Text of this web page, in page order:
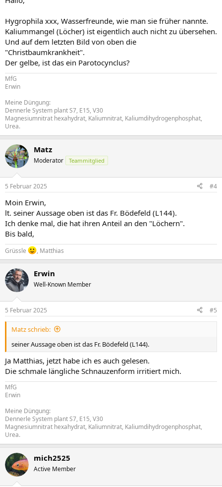
:
Hygrophila xxx, Wasserfreunde, wie man sie früher nannte.
Kaliummangel (Löcher) ist eigentlich auch nicht zu übersehen.
Und auf dem letzten Bild von oben die
"Christbaumkrankheit".
Der gelbe, ist das ein Parotocynclus?
MfG
Erwin
Meine Düngung:
Dennerle System plant S7, E15, V30
Magnesiumnitrat hexahydrat, Kaliumnitrat, Kaliumdihydrogenphosphat,
Urea.
Matz
Moderator Teammitglied
5 Februar 2025 #4
Moin Erwin,
lt. seiner Aussage oben ist das Fr. Bödefeld (L144).
Ich denke mal, die hat ihren Anteil an den "Löchern".
Bis bald,
Grüssle , Matthias
Erwin
Well-Known Member
5 Februar 2025 #5
Matz schrieb:
seiner Aussage oben ist das Fr. Bödefeld (L144).
Ja Matthias, jetzt habe ich es auch gelesen.
Die schmale längliche Schnauzenform irritiert mich.
MfG
Erwin
Meine Düngung:
Dennerle System plant S7, E15, V30
Magnesiumnitrat hexahydrat, Kaliumnitrat, Kaliumdihydrogenphosphat,
Urea.
mich2525
Active Member